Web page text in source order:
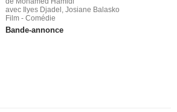
avec Ilyes Djadel, Josiane Balasko
Film - Comédie
Bande-annonce